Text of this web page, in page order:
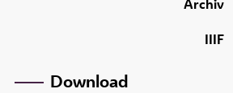
Archiv
IIIF
Download